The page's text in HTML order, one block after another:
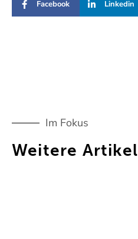
Facebook Linkedin
Im Fokus
Weitere Artikel